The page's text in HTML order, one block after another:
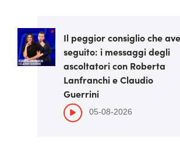
Il peggior consiglio che
seguito: i messaggi degli
ascoltatori con Roberta
Lanfranchi e Claudio
Guerrini
05-08-2026